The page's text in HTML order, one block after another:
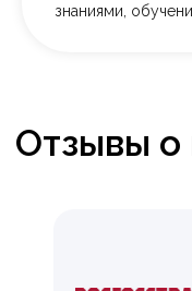
знаниями,
на
данных и подтверждаю,